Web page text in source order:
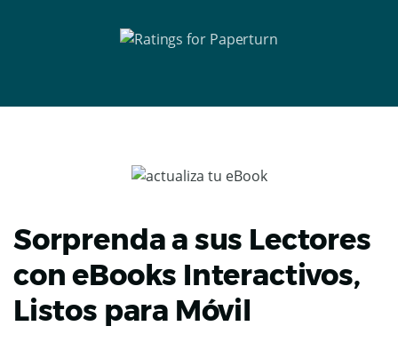
Sorprenda a sus Lectores
con eBooks Interactivos,
Listos para Móvil